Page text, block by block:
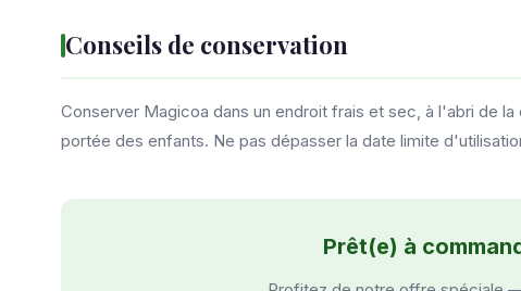
Conseils de conservation
Conserver Magicoa dans un endroit frais et sec, à l'abri de
portée des enfants. Ne pas dépasser la date limite
Prêt(e) à